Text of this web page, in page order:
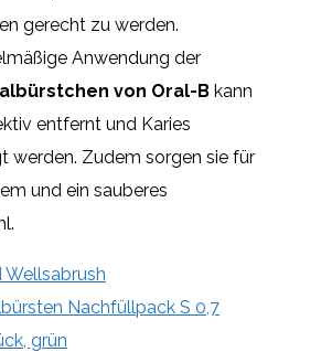
gerecht zu werden.
Anwendung der
von Oral-B kann
entfernt und Karies
werden. Zudem sorgen sie für
und ein sauberes
Nachfüllpack S 0,7
grün